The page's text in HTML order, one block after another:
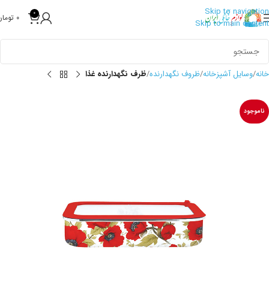
Skip to navigation
Skip to main content
0
0
خانه وسایل آشپزخانه ظروف نگهدارنده ظرف نگهدارنده غذا
ناموجود